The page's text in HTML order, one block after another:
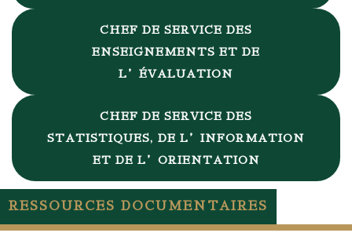
CHEF DE SERVICE DES
ENSEIGNEMENTS ET DE
L’ÉVALUATION
CHEF DE SERVICE DES
STATISTIQUES, DE L’INFORMATION
ET DE L’ORIENTATION
RESSOURCES DOCUMENTAIRES